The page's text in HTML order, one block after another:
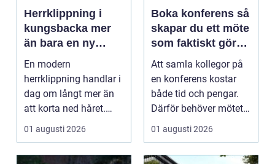
Herrklippning i
kungsbacka mer
än bara en ny
frisyr
En modern
herrklippning handlar i
dag om långt mer än
att korta ned håret.
Många män vill ha en
01 augusti 2026
Boka konferens så
skapar du ett möte
som faktiskt gör
skillnad
Att samla kollegor på
en konferens kostar
både tid och pengar.
Därför behöver mötet
ge verkligt värd...
01 augusti 2026